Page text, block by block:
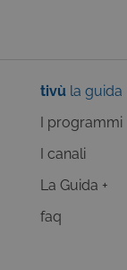
tivù la guida
I programmi
I canali
La Guida +
faq
_ga_C1F21YC3QN
VISITOR_INFO1_LIVE